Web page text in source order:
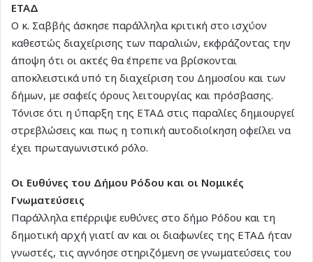
ΕΤΑΔ
Ο κ. Σαββής άσκησε παράλληλα κριτική στο ισχύον
καθεστώς διαχείρισης των παραλιών, εκφράζοντας την
άποψη ότι οι ακτές θα έπρεπε να βρίσκονται
αποκλειστικά υπό τη διαχείριση του Δημοσίου και των
δήμων, με σαφείς όρους λειτουργίας και πρόσβασης.
Τόνισε ότι η ύπαρξη της ΕΤΑΔ στις παραλίες δημιουργεί
στρεβλώσεις και πως η τοπική αυτοδιοίκηση οφείλει να
έχει πρωταγωνιστικό ρόλο.
Οι Ευθύνες του Δήμου Ρόδου και οι Νομικές
Γνωματεύσεις
Παράλληλα επέρριψε ευθύνες στο δήμο Ρόδου και τη
δημοτική αρχή γιατί αν και οι διαφωνίες της ΕΤΑΔ ήταν
γνωστές, τις αγνόησε στηριζόμενη σε γνωματεύσεις του